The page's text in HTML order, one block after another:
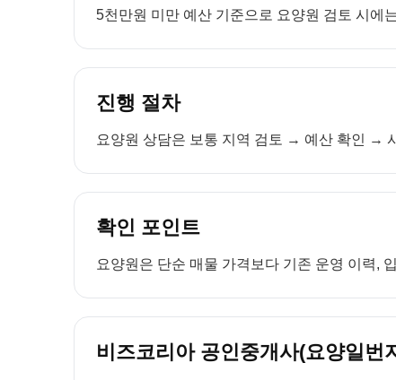
5천만원 미만 예산 기준으로 요양원 검토 시에
진행 절차
요양원 상담은 보통 지역 검토 → 예산 확인 →
확인 포인트
요양원은 단순 매물 가격보다 기존 운영 이력,
비즈코리아 공인중개사(요양일번